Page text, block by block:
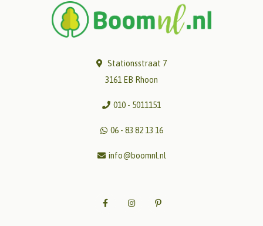
Stationsstraat 7
3161 EB Rhoon
010 - 5011151
06 - 83 82 13 16
info@boomnl.nl